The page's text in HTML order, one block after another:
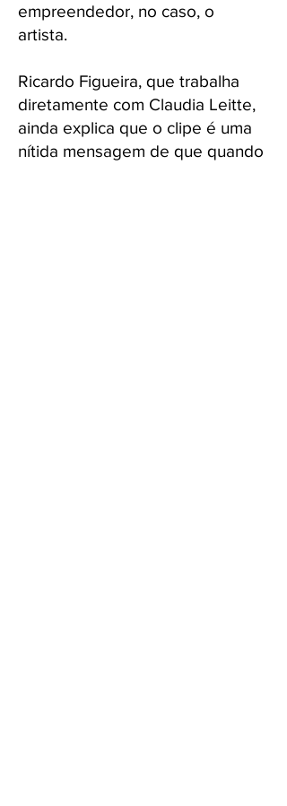
empreendedor, no caso, o
artista.
Ricardo Figueira, que trabalha
diretamente com Claudia Leitte,
ainda explica que o clipe é uma
nítida mensagem de que quando